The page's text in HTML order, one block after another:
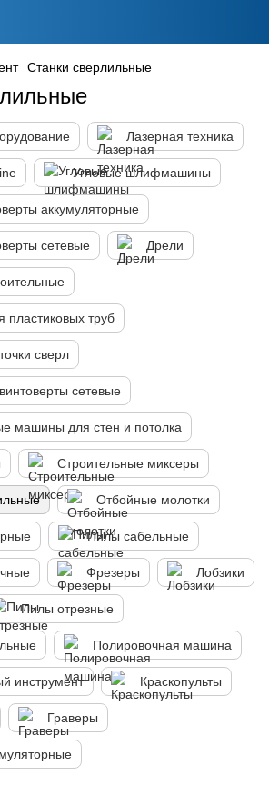
Станки сверлильные
Лазерная техника
Угловые шлифмашины
аккумуляторные
сетевые Дрели
пластиковых труб
сверл
сетевые
машины для стен и потолка
Строительные миксеры
Отбойные молотки
Пилы сабельные
Фрезеры Лобзики
Пилы отрезные
Полировочная машина
инструмент Краскопульты
Граверы